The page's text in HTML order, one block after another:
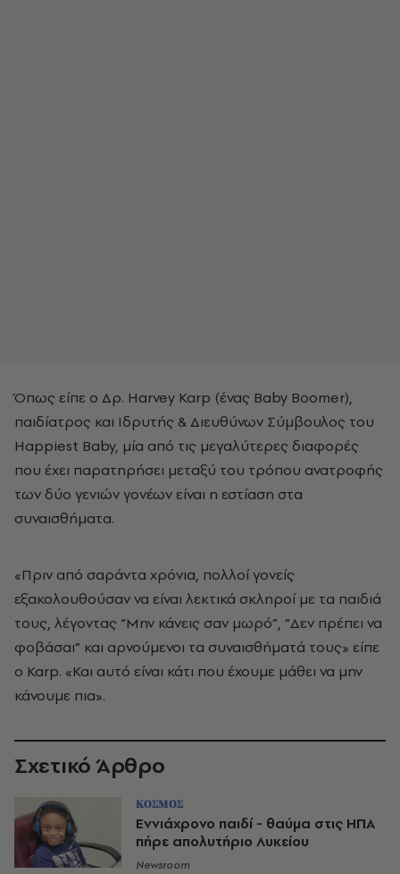
Όπως είπε ο Δρ. Harvey Karp (ένας Baby Boomer),
παιδίατρος και Ιδρυτής & Διευθύνων Σύμβουλος του
Happiest Baby, μία από τις μεγαλύτερες διαφορές
που έχει παρατηρήσει μεταξύ του τρόπου ανατροφής
των δύο γενιών γονέων είναι η εστίαση στα
συναισθήματα.
«Πριν από σαράντα χρόνια, πολλοί γονείς
εξακολουθούσαν να είναι λεκτικά σκληροί με τα παιδιά
τους, λέγοντας “Μην κάνεις σαν μωρό”, “Δεν πρέπει να
φοβάσαι” και αρνούμενοι τα συναισθήματά τους» είπε
ο Karp. «Και αυτό είναι κάτι που έχουμε μάθει να μην
κάνουμε πια».
Σχετικό Άρθρο
ΚΟΣΜΟΣ
Εννιάχρονο παιδί - θαύμα στις ΗΠΑ
πήρε απολυτήριο Λυκείου
Newsroom